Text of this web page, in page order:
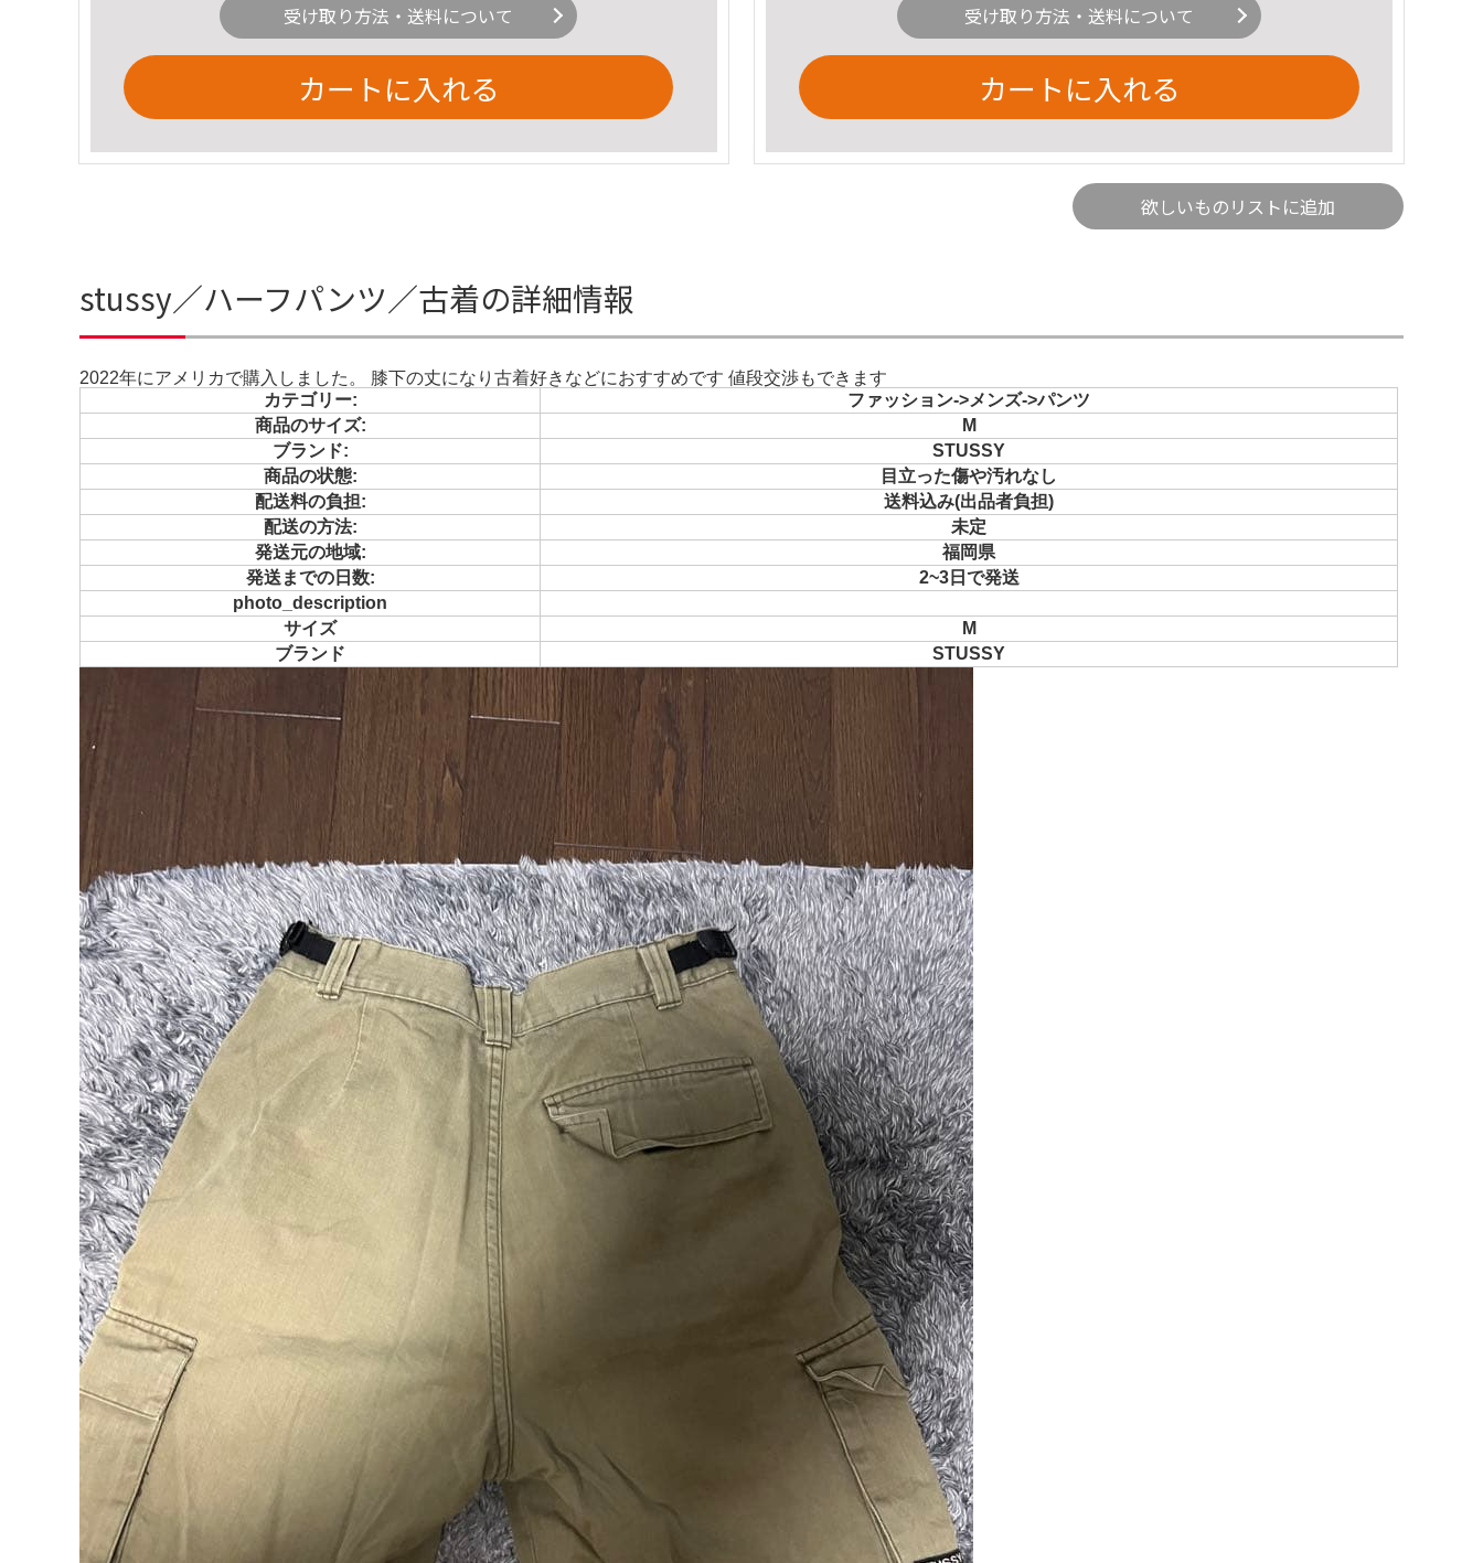
受け取り方法・送料について
カートに入れる
受け取り方法・送料について
カートに入れる
欲しいものリストに追加
stussy／ハーフパンツ／古着の詳細情報
2022年にアメリカで購入しました。 膝下の丈になり古着好きなどにおすすめです 値段交渉もできます
カテゴリー:
ファッション->メンズ->パンツ
商品のサイズ:
M
ブランド:
STUSSY
商品の状態:
目立った傷や汚れなし
配送料の負担:
送料込み(出品者負担)
配送の方法:
未定
発送元の地域:
福岡県
発送までの日数:
2~3日で発送
photo_description
サイズ
M
ブランド
STUSSY